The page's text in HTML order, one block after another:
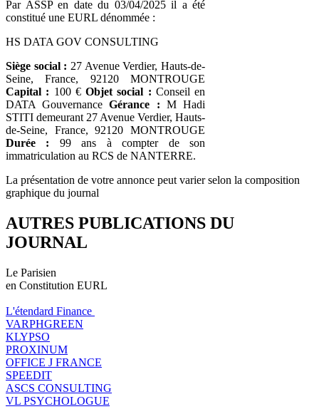
Par ASSP en date du 03/04/2025 il a été
constitué une EURL dénommée :
HS DATA GOV CONSULTING
Siège social : 27 Avenue Verdier, Hauts-de-
Seine, France, 92120 MONTROUGE
Capital : 100 € Objet social : Conseil en
DATA GouvernanceGérance : M Hadi
STITI demeurant 27 Avenue Verdier, Hauts-
de-Seine, France, 92120 MONTROUGE
Durée : 99 ans à compter de son
immatriculation au RCS de NANTERRE.
La présentation de votre annonce peut varier selon la composition
graphique du journal
AUTRES PUBLICATIONS DU
JOURNAL
Le Parisien
en Constitution EURL
L'étendard Finance
VARPHGREEN
KLYPSO
PROXINUM
OFFICE J FRANCE
SPEEDIT
ASCS CONSULTING
VL PSYCHOLOGUE